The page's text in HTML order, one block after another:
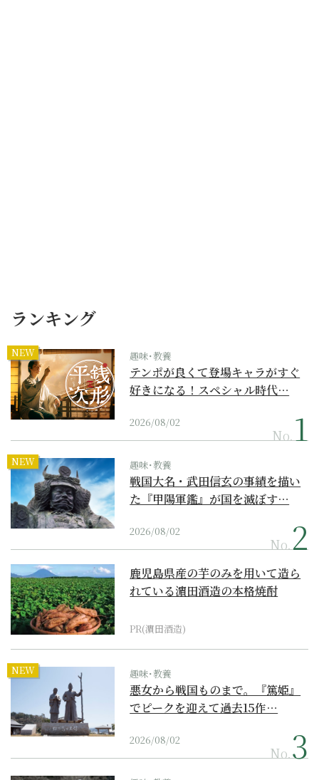
ランキング
NEW 趣味･教養
テンポが良くて登場キャラがすぐ
好きになる！スペシャル時代…
2026/08/02
No.
NEW 趣味･教養
戦国大名・武田信玄の事績を描い
た『甲陽軍鑑』が国を滅ぼす…
2026/08/02
No.
鹿児島県産の芋のみを用いて造ら
れている濵田酒造の本格焼酎
PR(濵田酒造)
NEW 趣味･教養
悪女から戦国ものまで。『篤姫』
でピークを迎えて過去15作…
2026/08/02
No.